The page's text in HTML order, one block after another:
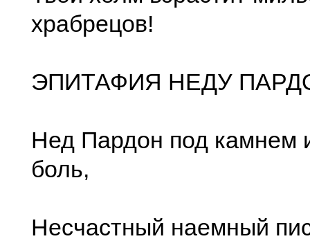
храбрецов!
ЭПИТАФИЯ НЕДУ
Нед Пардон под камнем
боль,
Несчастный наемный